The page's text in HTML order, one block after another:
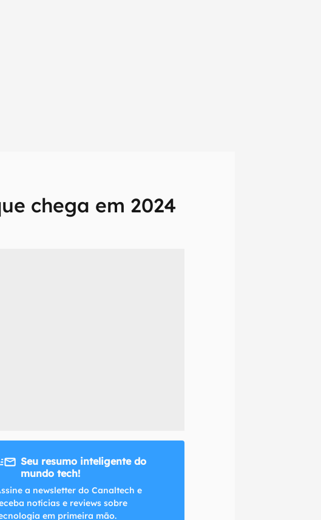
chega em 2024
em primeira
do Canaltech.
Seu resumo inteligente do
mundo tech!
a newsletter do Canaltech e
notícias e reviews sobre
em primeira mão.